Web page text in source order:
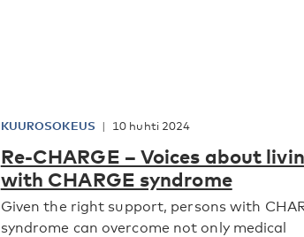
KUUROSOKEUS 10 huhti 2024
Re-CHARGE – Voices about
with CHARGE syndrome
Given the right support, persons with
syndrome can overcome not only medical